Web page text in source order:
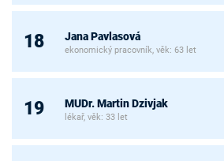
18 Jana Pavlasová
ekonomický pracovník, věk: 63 let
19 MUDr. Martin Dzivjak
lékař, věk: 33 let